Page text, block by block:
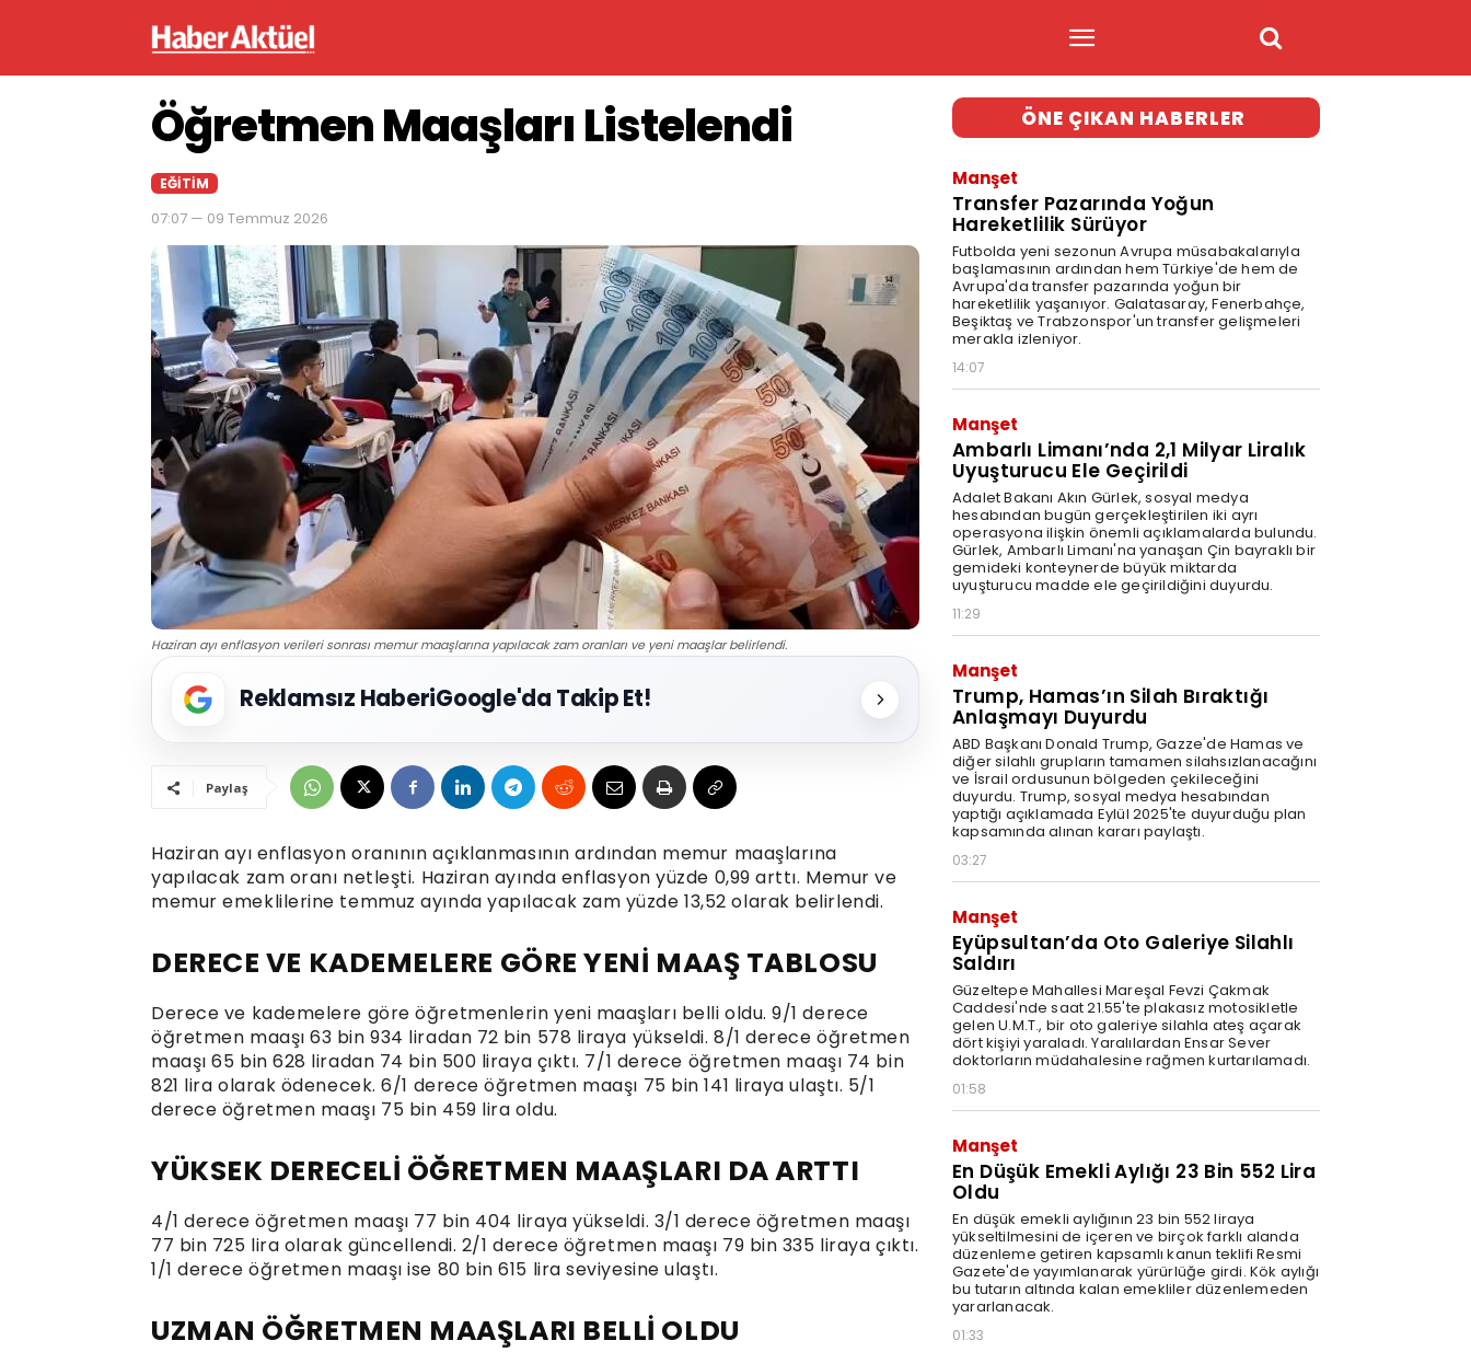
Öğretmen Maaşları Listelendi
EĞITIM
07:07 — 09 Temmuz 2026
Haziran ayı enflasyon verileri sonrası memur maaşlarına yapılacak zam oranları ve yeni maaşlar belirlendi.
Reklamsız HaberiGoogle'da Takip Et!
Paylaş
Haziran ayı enflasyon oranının açıklanmasının ardından memur maaşlarına
yapılacak zam oranı netleşti. Haziran ayında enflasyon yüzde 0,99 arttı. Memur ve
memur emeklilerine temmuz ayında yapılacak zam yüzde 13,52 olarak belirlendi.
DERECE VE KADEMELERE GÖRE YENİ MAAŞ TABLOSU
Derece ve kademelere göre öğretmenlerin yeni maaşları belli oldu. 9/1 derece
öğretmen maaşı 63 bin 934 liradan 72 bin 578 liraya yükseldi. 8/1 derece öğretmen
maaşı 65 bin 628 liradan 74 bin 500 liraya çıktı. 7/1 derece öğretmen maaşı 74 bin
821 lira olarak ödenecek. 6/1 derece öğretmen maaşı 75 bin 141 liraya ulaştı. 5/1
derece öğretmen maaşı 75 bin 459 lira oldu.
YÜKSEK DERECELİ ÖĞRETMEN MAAŞLARI DA ARTTI
4/1 derece öğretmen maaşı 77 bin 404 liraya yükseldi. 3/1 derece öğretmen maaşı
77 bin 725 lira olarak güncellendi. 2/1 derece öğretmen maaşı 79 bin 335 liraya çıktı.
1/1 derece öğretmen maaşı ise 80 bin 615 lira seviyesine ulaştı.
UZMAN ÖĞRETMEN MAAŞLARI BELLİ OLDU
ÖNE ÇIKAN HABERLER
Manşet
Transfer Pazarında Yoğun
Hareketlilik Sürüyor
Futbolda yeni sezonun Avrupa müsabakalarıyla
başlamasının ardından hem Türkiye'de hem de
Avrupa'da transfer pazarında yoğun bir
hareketlilik yaşanıyor. Galatasaray, Fenerbahçe,
Beşiktaş ve Trabzonspor'un transfer gelişmeleri
merakla izleniyor.
14:07
Manşet
Ambarlı Limanı’nda 2,1 Milyar Liralık
Uyuşturucu Ele Geçirildi
Adalet Bakanı Akın Gürlek, sosyal medya
hesabından bugün gerçekleştirilen iki ayrı
operasyona ilişkin önemli açıklamalarda bulundu.
Gürlek, Ambarlı Limanı'na yanaşan Çin bayraklı bir
gemideki konteynerde büyük miktarda
uyuşturucu madde ele geçirildiğini duyurdu.
11:29
Manşet
Trump, Hamas’ın Silah Bıraktığı
Anlaşmayı Duyurdu
ABD Başkanı Donald Trump, Gazze'de Hamas ve
diğer silahlı grupların tamamen silahsızlanacağını
ve İsrail ordusunun bölgeden çekileceğini
duyurdu. Trump, sosyal medya hesabından
yaptığı açıklamada Eylül 2025'te duyurduğu plan
kapsamında alınan kararı paylaştı.
03:27
Manşet
Eyüpsultan’da Oto Galeriye Silahlı
Saldırı
Güzeltepe Mahallesi Mareşal Fevzi Çakmak
Caddesi'nde saat 21.55'te plakasız motosikletle
gelen U.M.T., bir oto galeriye silahla ateş açarak
dört kişiyi yaraladı. Yaralılardan Ensar Sever
doktorların müdahalesine rağmen kurtarılamadı.
01:58
Manşet
En Düşük Emekli Aylığı 23 Bin 552 Lira
Oldu
En düşük emekli aylığının 23 bin 552 liraya
yükseltilmesini de içeren ve birçok farklı alanda
düzenleme getiren kapsamlı kanun teklifi Resmi
Gazete'de yayımlanarak yürürlüğe girdi. Kök aylığı
bu tutarın altında kalan emekliler düzenlemeden
yararlanacak.
01:33